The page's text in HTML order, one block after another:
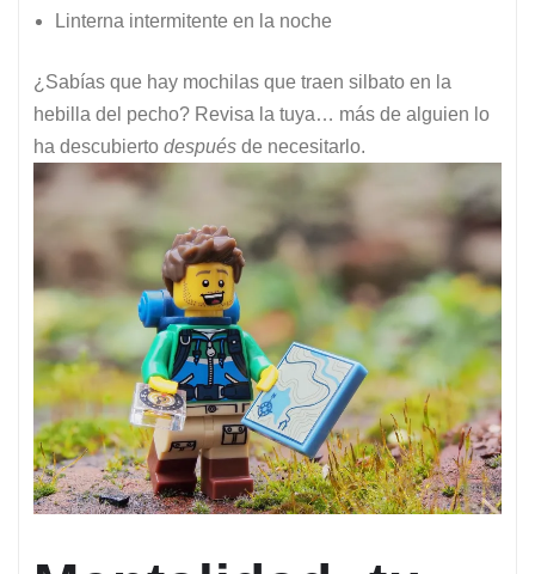
Linterna intermitente en la noche
¿Sabías que hay mochilas que traen silbato en la
hebilla del pecho? Revisa la tuya… más de alguien lo
ha descubierto después de necesitarlo.